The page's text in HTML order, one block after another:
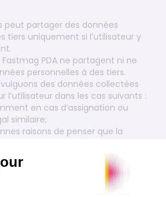
peut partager des données
tiers uniquement si l’utilisateur y
PDA ne partagent ni ne
personnelles à des tiers.
des données collectées
dans les cas suivants :
en cas d’assignation ou
similaire;
raisons de penser que la
ou pour enquêter sur les
une demande gouvernementale.
ou du groupe Orisha peuvent
personnelles sur une base